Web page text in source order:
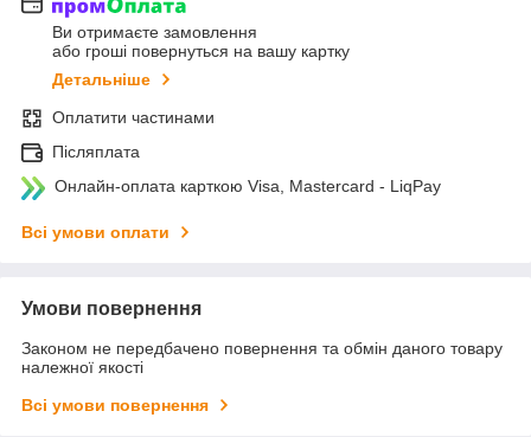
Ви отримаєте замовлення
або гроші повернуться на вашу картку
Детальніше
Оплатити частинами
Післяплата
Онлайн-оплата карткою Visa, Mastercard - LiqPay
Всі умови оплати
Умови повернення
Законом не передбачено повернення та обмін даного товару
належної якості
Всі умови повернення